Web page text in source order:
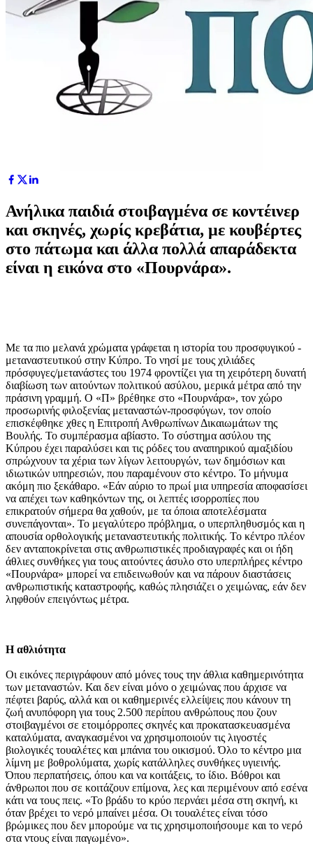
Ανήλικα παιδιά στοιβαγμένα σε κοντέινερ
και σκηνές, χωρίς κρεβάτια, με κουβέρτες
στο πάτωμα και άλλα πολλά απαράδεκτα
είναι η εικόνα στο «Πουρνάρα».
Με τα πιο μελανά χρώματα γράφεται η ιστορία του προσφυγικού -
μεταναστευτικού στην Κύπρο. Το νησί με τους χιλιάδες
πρόσφυγες/μετανάστες του 1974 φροντίζει για τη χειρότερη δυνατή
διαβίωση των αιτούντων πολιτικού ασύλου, μερικά μέτρα από την
πράσινη γραμμή. Ο «Π» βρέθηκε στο «Πουρνάρα», τον χώρο
προσωρινής φιλοξενίας μεταναστών-προσφύγων, τον οποίο
επισκέφθηκε χθες η Επιτροπή Ανθρωπίνων Δικαιωμάτων της
Βουλής. Το συμπέρασμα αβίαστο. Το σύστημα ασύλου της
Κύπρου έχει παραλύσει και τις ρόδες του αναπηρικού αμαξιδίου
σπρώχνουν τα χέρια των λίγων λειτουργών, των δημόσιων και
ιδιωτικών υπηρεσιών, που παραμένουν στο κέντρο. Το μήνυμα
ακόμη πιο ξεκάθαρο. «Εάν αύριο το πρωί μια υπηρεσία αποφασίσει
να απέχει των καθηκόντων της, οι λεπτές ισορροπίες που
επικρατούν σήμερα θα χαθούν, με τα όποια αποτελέσματα
συνεπάγονται». Το μεγαλύτερο πρόβλημα, ο υπερπληθυσμός και η
απουσία ορθολογικής μεταναστευτικής πολιτικής. Το κέντρο πλέον
δεν ανταποκρίνεται στις ανθρωπιστικές προδιαγραφές και οι ήδη
άθλιες συνθήκες για τους αιτούντες άσυλο στο υπερπλήρες κέντρο
«Πουρνάρα» μπορεί να επιδεινωθούν και να πάρουν διαστάσεις
ανθρωπιστικής καταστροφής, καθώς πλησιάζει ο χειμώνας, εάν δεν
ληφθούν επειγόντως μέτρα.
Η αθλιότητα
Οι εικόνες περιγράφουν από μόνες τους την άθλια καθημερινότητα
των μεταναστών. Και δεν είναι μόνο ο χειμώνας που άρχισε να
πέφτει βαρύς, αλλά και οι καθημερινές ελλείψεις που κάνουν τη
ζωή ανυπόφορη για τους 2.500 περίπου ανθρώπους που ζουν
στοιβαγμένοι σε ετοιμόρροπες σκηνές και προκατασκευασμένα
καταλύματα, αναγκασμένοι να χρησιμοποιούν τις λιγοστές
βιολογικές τουαλέτες και μπάνια του οικισμού. Όλο το κέντρο μια
λίμνη με βοθρολύματα, χωρίς κατάλληλες συνθήκες υγιεινής.
Όπου περπατήσεις, όπου και να κοιτάξεις, το ίδιο. Βόθροι και
άνθρωποι που σε κοιτάζουν επίμονα, λες και περιμένουν από εσένα
κάτι να τους πεις. «Το βράδυ το κρύο περνάει μέσα στη σκηνή, κι
όταν βρέχει το νερό μπαίνει μέσα. Οι τουαλέτες είναι τόσο
βρώμικες που δεν μπορούμε να τις χρησιμοποιήσουμε και το νερό
στα ντους είναι παγωμένο».